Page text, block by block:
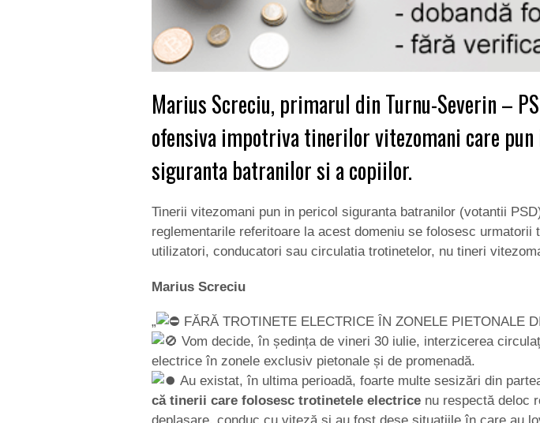
Marius Screciu, primarul din Turnu-Severin –
ofensiva impotriva tinerilor vitezomani care
siguranta batranilor si a copiilor.
Tinerii vitezomani pun in pericol siguranta batranilor (votantii
reglementarile referitoare la acest domeniu se folosesc urmatorii
utilizatori, conducatori sau circulatia trotinetelor, nu tineri
Marius Screciu
„
FĂRĂ TROTINETE ELECTRICE ÎN ZONELE PIETONALE
Vom decide, în ședința de vineri 30 iulie, interzicerea
electrice în zonele exclusiv pietonale și de promenadă.
Au existat, în ultima perioadă, foarte multe sesizări din
că tinerii care folosesc trotinetele electrice nu respectă deloc